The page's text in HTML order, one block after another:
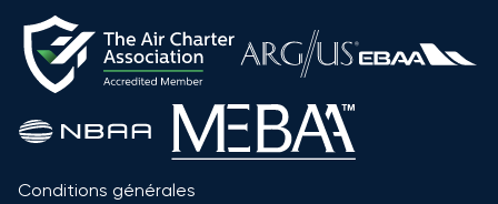
Conditions générales